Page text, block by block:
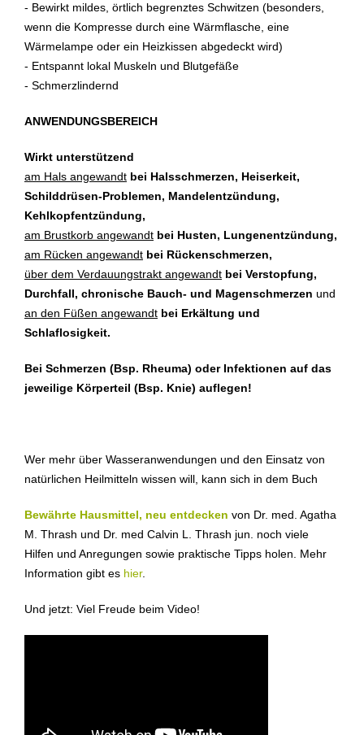
- Bewirkt mildes, örtlich begrenztes Schwitzen (besonders,
wenn die Kompresse durch eine Wärmflasche, eine
Wärmelampe oder ein Heizkissen abgedeckt wird)
- Entspannt lokal Muskeln und Blutgefäße
- Schmerzlindernd
ANWENDUNGSBEREICH
Wirkt unterstützend
am Hals angewandt bei Halsschmerzen, Heiserkeit,
Schilddrüsen-Problemen, Mandelentzündung,
Kehlkopfentzündung,
am Brustkorb angewandt bei Husten, Lungenentzündung,
am Rücken angewandt bei Rückenschmerzen,
über dem Verdauungstrakt angewandt bei Verstopfung,
Durchfall, chronische Bauch- und Magenschmerzen und
an den Füßen angewandt bei Erkältung und
Schlaflosigkeit.
Bei Schmerzen (Bsp. Rheuma) oder Infektionen auf das
jeweilige Körperteil (Bsp. Knie) auflegen!
Wer mehr über Wasseranwendungen und den Einsatz von
natürlichen Heilmitteln wissen will, kann sich in dem Buch
Bewährte Hausmittel, neu entdecken von Dr. med. Agatha
M. Thrash und Dr. med Calvin L. Thrash jun. noch viele
Hilfen und Anregungen sowie praktische Tipps holen. Mehr
Information gibt es hier.
Und jetzt: Viel Freude beim Video!